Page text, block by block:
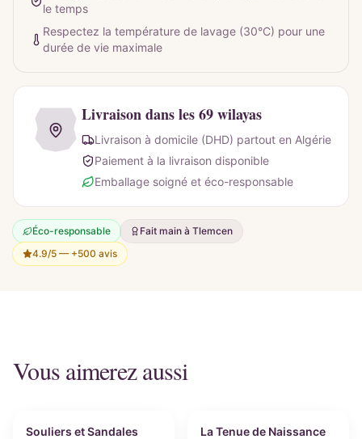
le temps
Respectez la température de lavage (30°C) pour une
durée de vie maximale
Livraison dans les 69 wilayas
Livraison à domicile (DHD) partout en Algérie
Paiement à la livraison disponible
Emballage soigné et éco-responsable
Éco-responsable
Fait main à Tlemcen
4.9/5 — +500 avis
Vous aimerez aussi
Personnalisable
Souliers et Sandales Personnalisable
La Tenue de Naissance